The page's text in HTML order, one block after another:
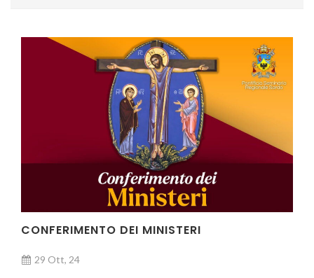
CONFERIMENTO DEI MINISTERI
29 Ott, 24